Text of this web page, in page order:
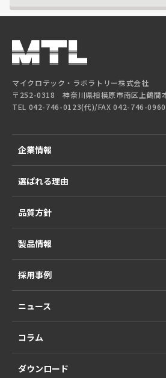
マイクロテック・ラボラトリー株式会社
〒252-0318 神奈川県相模原市南区上鶴間
TEL 042-746-0123(代)/FAX 042-746-0960
企業情報
選ばれる理由
品質方針
製品情報
採用事例
ニュース
コラム
ダウンロード